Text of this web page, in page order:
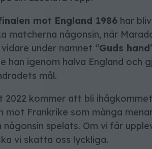
mot England 1986 har
matcherna någonsin, när
under namnet “Guds hand
han igenom halva England och
mål.
2022 kommer att bli
mot Frankrike som många
spelats. Om vi får
vi skatta oss lyckliga.